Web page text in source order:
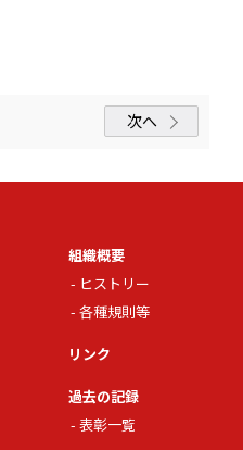
次へ
組織概要
ヒストリー
各種規則等
リンク
過去の記録
表彰一覧